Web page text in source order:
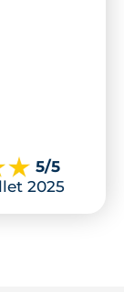
5/5
2025